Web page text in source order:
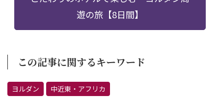
遊の旅【8日間】
この記事に関するキーワード
ヨルダン 中近東・アフリカ